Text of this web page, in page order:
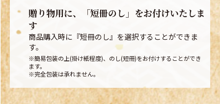
贈り物用に、「短冊のし」をお付けいたしま
す
商品購入時に『短冊のし』を選択することができま
す。
※簡易包装の上(掛け紙程度)、のし(短冊)をお付けすることができ
ます。
※完全包装は承れません。